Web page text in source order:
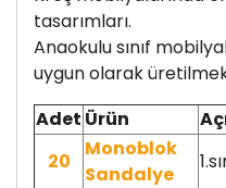
tasarımları.
Anaokulu sınıf
uygun olarak
Adet Ürün
20
Monoblok
Sandalye